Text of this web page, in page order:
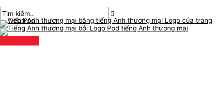
đến
nội
dung
đơn
chính
phân
trang
C
h
ủ
đ
T
ì
m
k